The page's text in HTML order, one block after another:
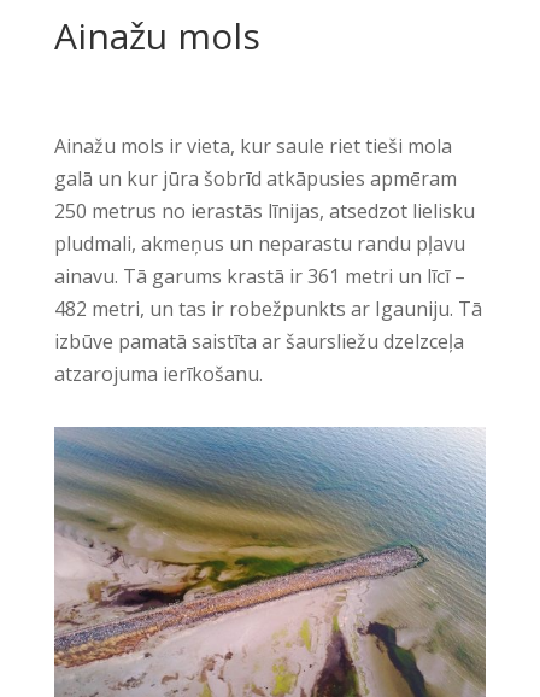
Ainažu mols
Ainažu mols ir vieta, kur saule riet tieši mola
galā un kur jūra šobrīd atkāpusies apmēram
250 metrus no ierastās līnijas, atsedzot lielisku
pludmali, akmeņus un neparastu randu pļavu
ainavu. Tā garums krastā ir 361 metri un līcī –
482 metri, un tas ir robežpunkts ar Igauniju. Tā
izbūve pamatā saistīta ar šaursliežu dzelzceļa
atzarojuma ierīkošanu.